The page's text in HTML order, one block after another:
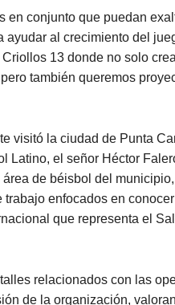
en conjunto que puedan
al crecimiento del
13 donde no solo
también queremos
visitó la ciudad de Punta
Latino, el señor Héctor
de béisbol del
enfocados en conocer
que representa el
relacionados con las
de la organización,